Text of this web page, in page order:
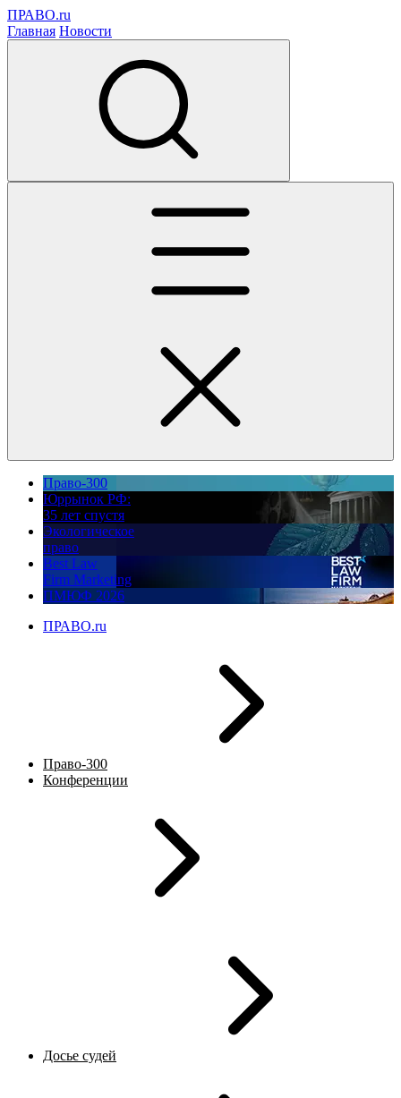
ПРАВО.ru
Главная Новости
Право-300
Юррынок РФ:
35 лет спустя
Экологическое
право
Best Law
Firm Marketing
ПМЮФ 2026
ПРАВО.ru
Право-300
Конференции
Досье судей